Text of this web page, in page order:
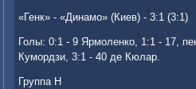
«Генк» - «Динамо» (Киев) - 3:1 (3:1)
Голы: 0:1 - 9 Ярмоленко, 1:1 - 17,
Кумордзи, 3:1 - 40 де Кюлар.
Группа H